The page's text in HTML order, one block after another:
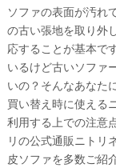
ソファの表面が汚れ
の古い張地を取り外
応することが基本で
いるけど古いソファ
いの？そんなあなた
買い替え時に使える
利用する上での注意
リの公式通販ニトリ
皮ソファを多数ご紹